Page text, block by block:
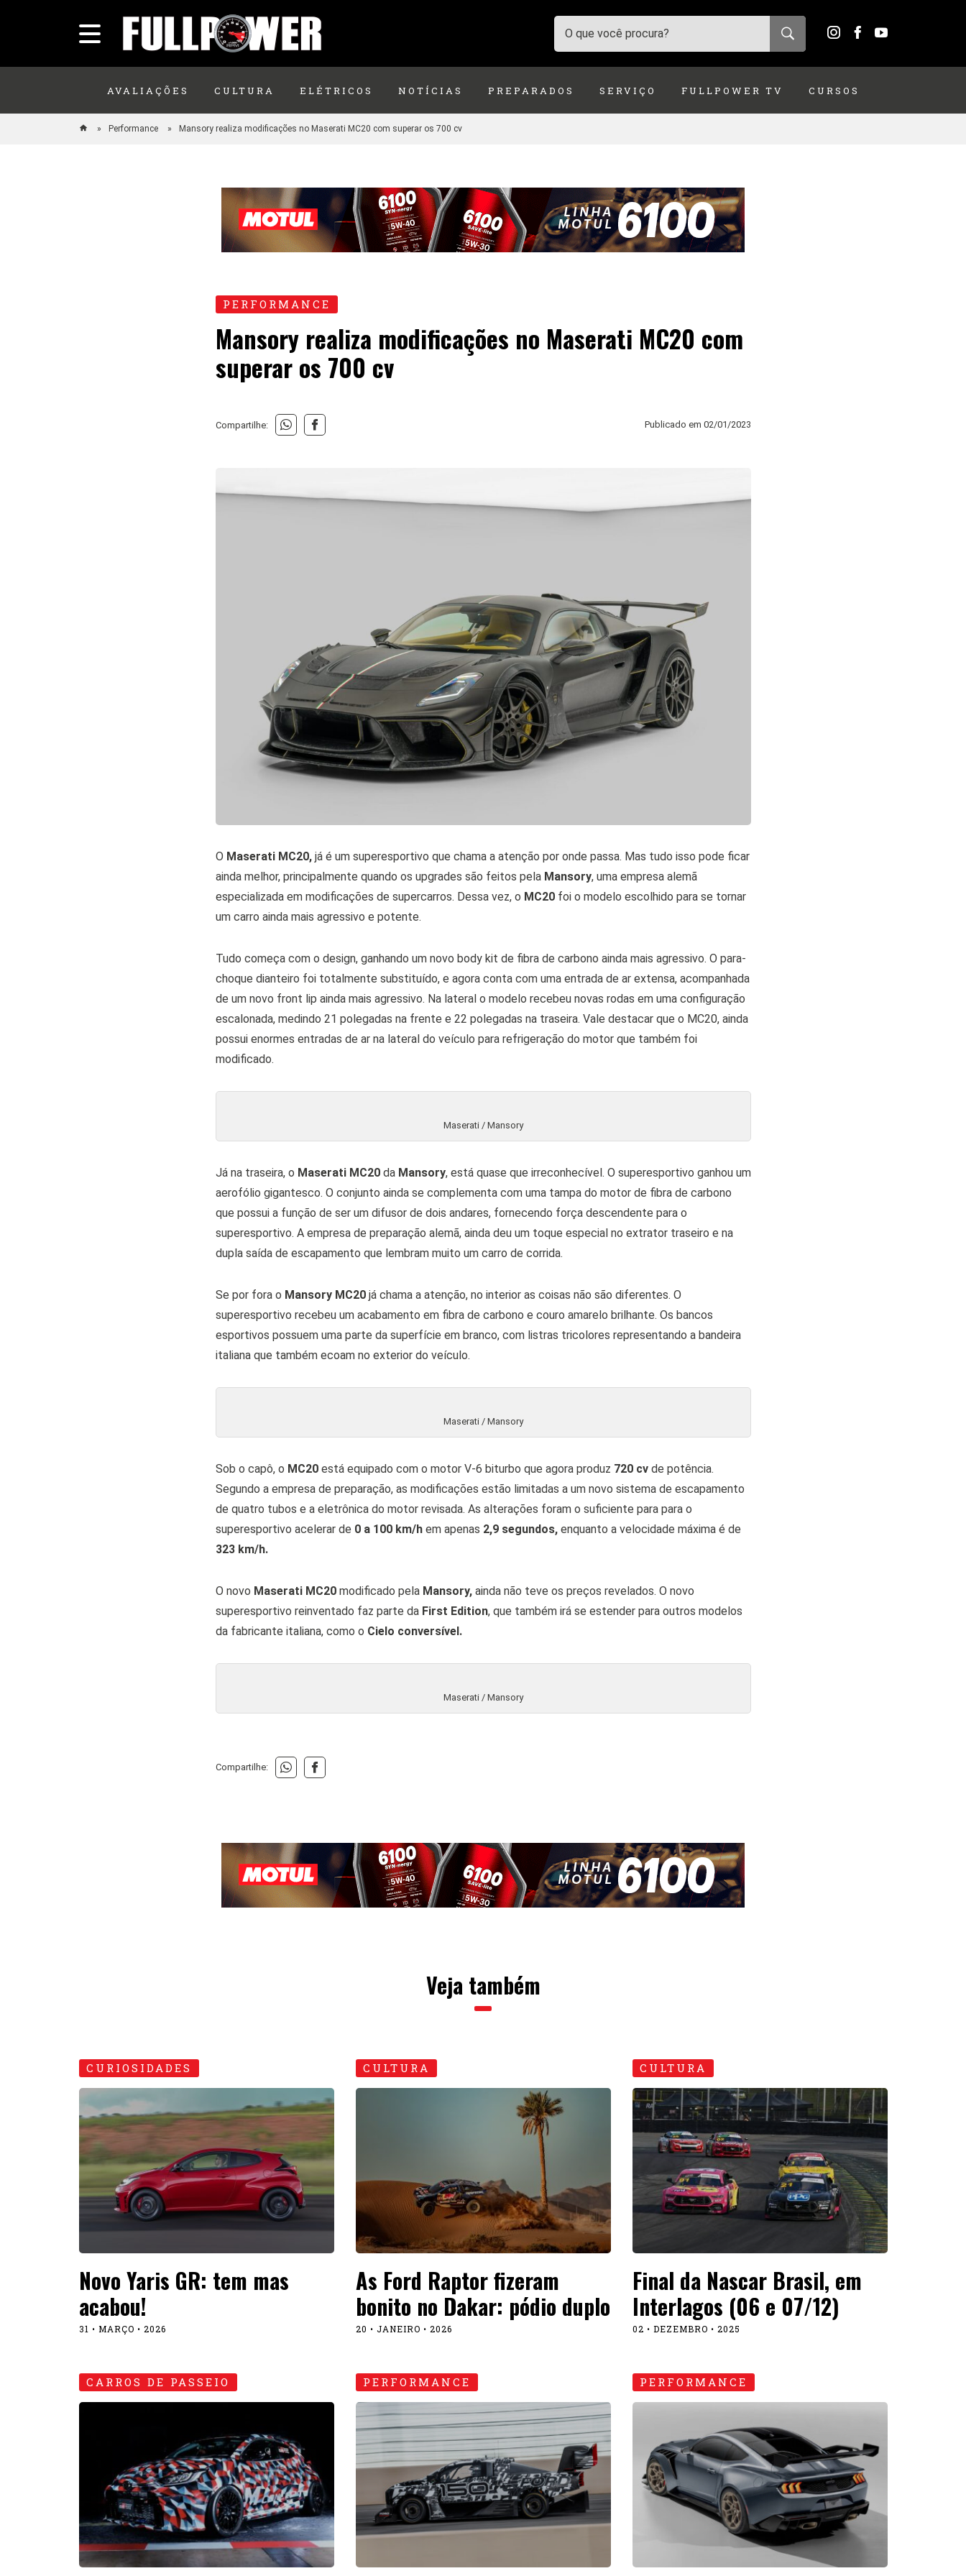
AVALIAÇÕES CULTURA ELÉTRICOS NOTÍCIAS PREPARADOS SERVIÇO FULLPOWER TV CURSOS
Performance Mansory realiza modificações no Maserati MC20 com superar os 700 cv
PERFORMANCE
Mansory realiza modificações no Maserati MC20 com
superar os 700 cv
Compartilhe: Publicado em 02/01/2023
O Maserati MC20,já é um superesportivo que chama a atenção por onde passa. Mas tudo isso pode ficar
ainda melhor, principalmente quando os upgrades são feitos pela Mansory, uma empresa alemã
especializada em modificações de supercarros. Dessa vez, o MC20 foi o modelo escolhido para se tornar
um carro ainda mais agressivo e potente.
Tudo começa com o design, ganhando um novo body kit de fibra de carbono ainda mais agressivo. O para-
choque dianteiro foi totalmente substituído, e agora conta com uma entrada de ar extensa, acompanhada
de um novo front lip ainda mais agressivo. Na lateral o modelo recebeu novas rodas em uma configuração
escalonada, medindo 21 polegadas na frente e 22 polegadas na traseira. Vale destacar que o MC20, ainda
possui enormes entradas de ar na lateral do veículo para refrigeração do motor que também foi
modificado.
Maserati / Mansory
Já na traseira, o Maserati MC20da Mansory, está quase que irreconhecível. O superesportivo ganhou um
aerofólio gigantesco. O conjunto ainda se complementa com uma tampa do motor de fibra de carbono
que possui a função de ser um difusor de dois andares, fornecendo força descendente para o
superesportivo. A empresa de preparação alemã, ainda deu um toque especial no extrator traseiro e na
dupla saída de escapamento que lembram muito um carro de corrida.
Se por fora o Mansory MC20já chama a atenção, no interior as coisas não são diferentes. O
superesportivo recebeu um acabamento em fibra de carbono e couro amarelo brilhante. Os bancos
esportivos possuem uma parte da superfície em branco, com listras tricolores representando a bandeira
italiana que também ecoam no exterior do veículo.
Maserati / Mansory
Sob o capô, o MC20 está equipado com o motor V-6 biturbo que agora produz 720 cvde potência.
Segundo a empresa de preparação, as modificações estão limitadas a um novo sistema de escapamento
de quatro tubos e a eletrônica do motor revisada. As alterações foram o suficiente para para o
superesportivo acelerar de 0 a 100 km/hem apenas 2,9 segundos,enquanto a velocidade máxima é de
323 km/h.
O novo Maserati MC20modificado pela Mansory,ainda não teve os preços revelados. O novo
superesportivo reinventado faz parte da First Edition, que também irá se estender para outros modelos
da fabricante italiana, como o Cielo conversível.
Maserati / Mansory
Compartilhe:
Veja também
CURIOSIDADES
Novo Yaris GR: tem mas
acabou!
31 • MARÇO • 2026
CULTURA
As Ford Raptor fizeram
bonito no Dakar: pódio duplo
20 • JANEIRO • 2026
CULTURA
Final da Nascar Brasil, em
Interlagos (06 e 07/12)
02 • DEZEMBRO • 2025
CARROS DE PASSEIO PERFORMANCE PERFORMANCE